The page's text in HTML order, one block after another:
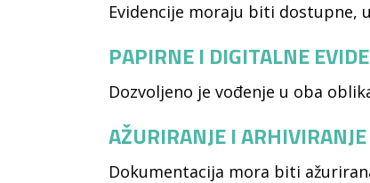
Evidencije moraju biti dostupne,
PAPIRNE I DIGITALNE
Dozvoljeno je vođenje u oba
AŽURIRANJE I
Dokumentacija mora biti